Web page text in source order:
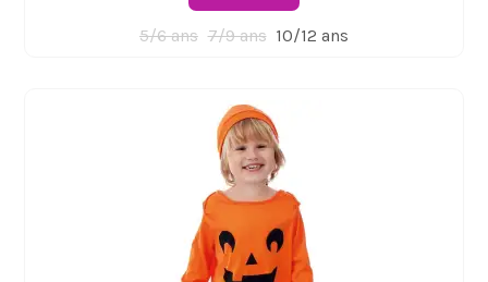
5/6 ans 7/9 ans 10/12 ans